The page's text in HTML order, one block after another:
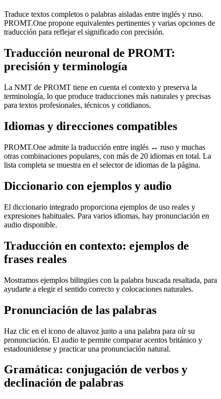
Traduce textos completos o palabras aisladas entre inglés y ruso.
PROMT.One propone equivalentes pertinentes y varias opciones de
traducción para reflejar el significado con precisión.
Traducción neuronal de PROMT:
precisión y terminología
La NMT de PROMT tiene en cuenta el contexto y preserva la
terminología, lo que produce traducciones más naturales y precisas
para textos profesionales, técnicos y cotidianos.
Idiomas y direcciones compatibles
PROMT.One admite la traducción entre inglés ↔ ruso y muchas
otras combinaciones populares, con más de 20 idiomas en total. La
lista completa se muestra en el selector de idiomas de la página.
Diccionario con ejemplos y audio
El diccionario integrado proporciona ejemplos de uso reales y
expresiones habituales. Para varios idiomas, hay pronunciación en
audio disponible.
Traducción en contexto: ejemplos de
frases reales
Mostramos ejemplos bilingües con la palabra buscada resaltada, para
ayudarte a elegir el sentido correcto y colocaciones naturales.
Pronunciación de las palabras
Haz clic en el icono de altavoz junto a una palabra para oír su
pronunciación. El audio te permite comparar acentos británico y
estadounidense y practicar una pronunciación natural.
Gramática: conjugación de verbos y
declinación de palabras